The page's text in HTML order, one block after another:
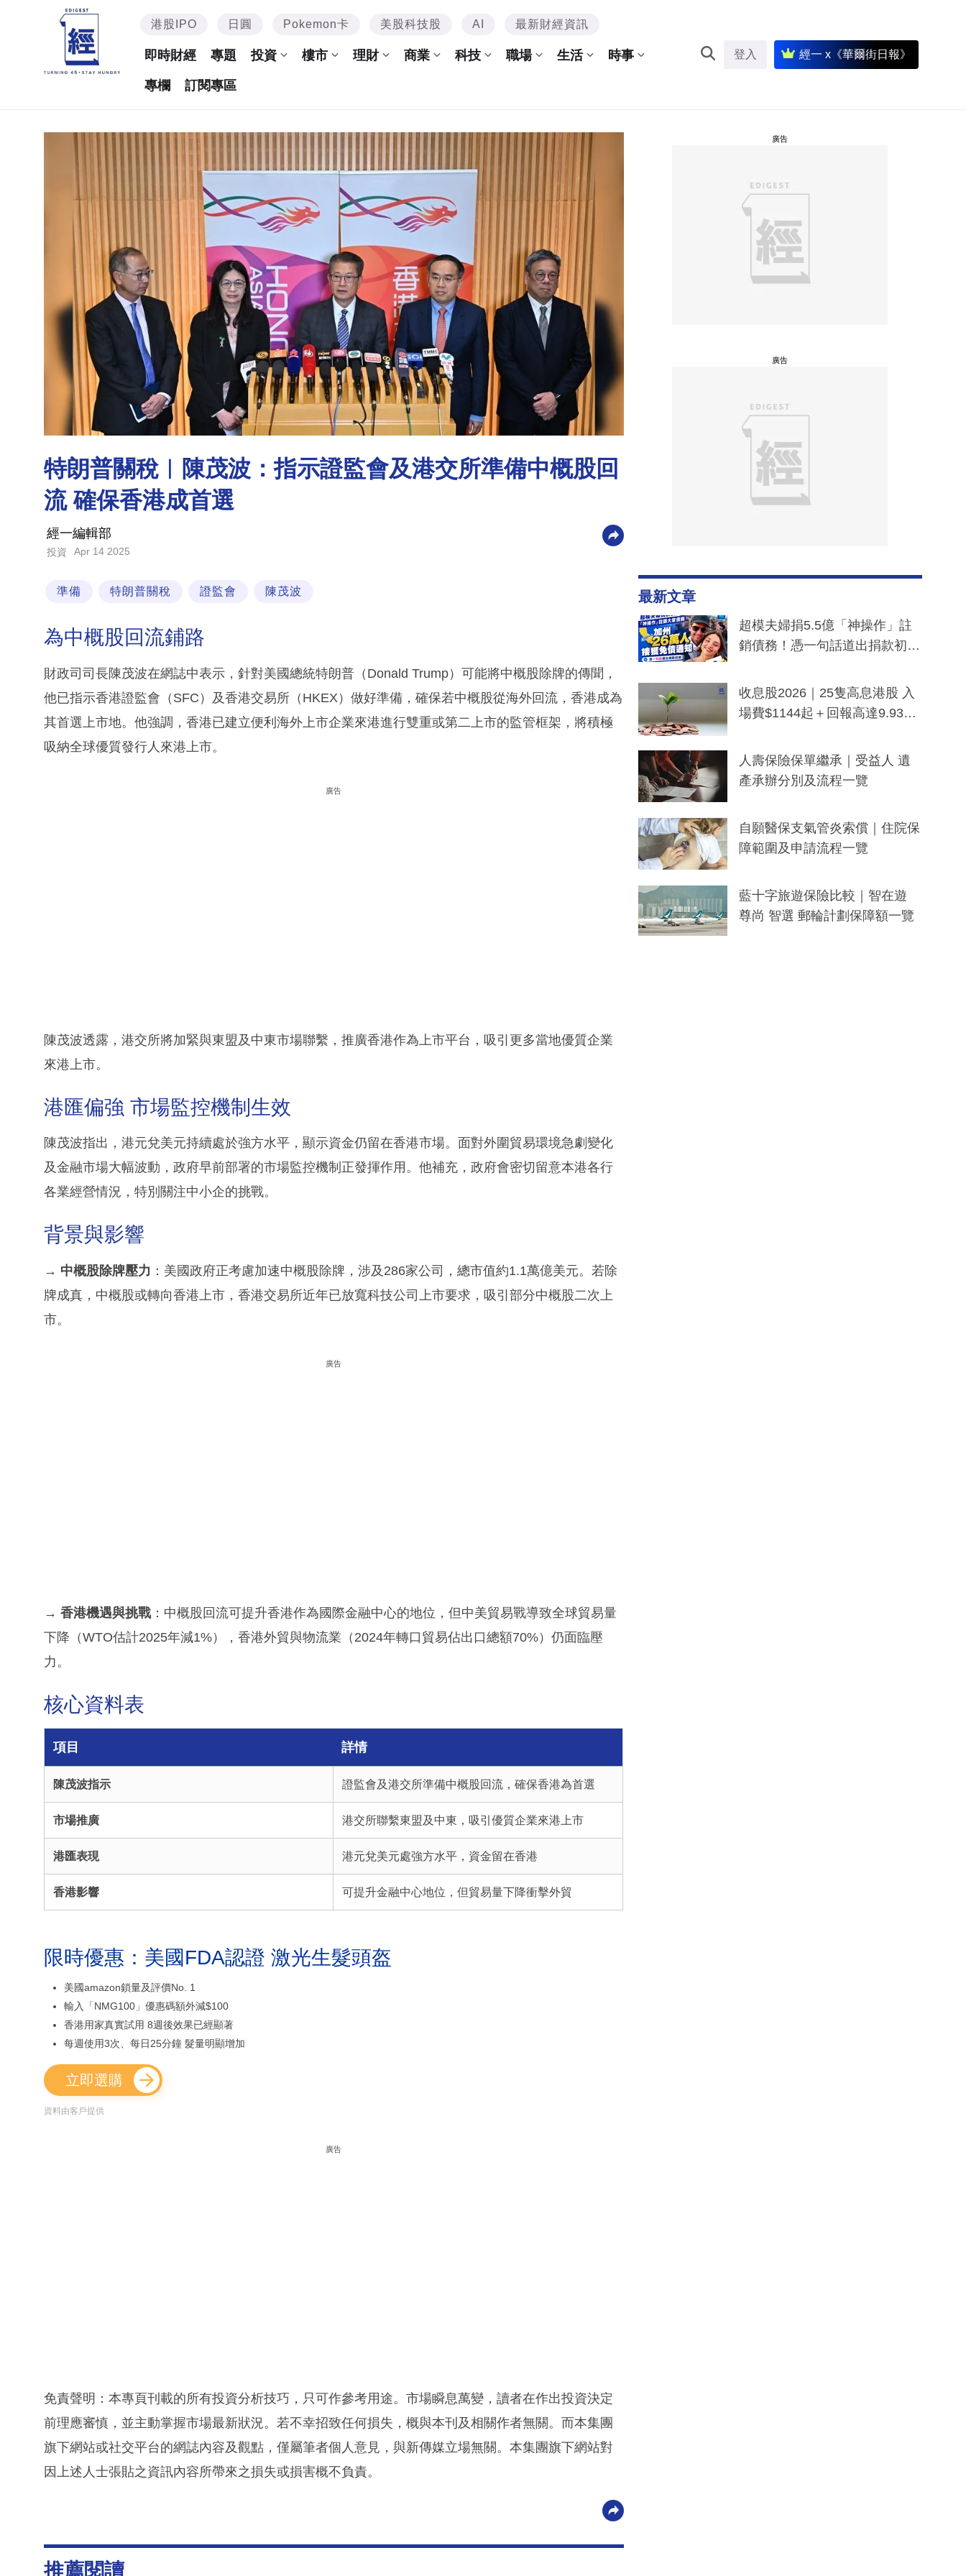
港股IPO 日圓 Pokemon卡 美股科技股 AI 最新財經資訊
即時財經 專題 投資 樓市 理財 商業 科技 職場 生活 時事
專欄 訂閱專區
登入 經一 x《華爾街日報》
特朗普關稅︳陳茂波：指示證監會及港交所準備中概股回
流 確保香港成首選
經一編輯部
投資 Apr 14 2025
準備 特朗普關稅 證監會 陳茂波
為中概股回流鋪路
財政司司長陳茂波在網誌中表示，針對美國總統特朗普（Donald Trump）可能將中概股除牌的傳聞，
他已指示香港證監會（SFC）及香港交易所（HKEX）做好準備，確保若中概股從海外回流，香港成為
其首選上市地。他強調，香港已建立便利海外上市企業來港進行雙重或第二上市的監管框架，將積極
吸納全球優質發行人來港上市。
廣告
陳茂波透露，港交所將加緊與東盟及中東市場聯繫，推廣香港作為上市平台，吸引更多當地優質企業
來港上市。
港匯偏強 市場監控機制生效
陳茂波指出，港元兌美元持續處於強方水平，顯示資金仍留在香港市場。面對外圍貿易環境急劇變化
及金融市場大幅波動，政府早前部署的市場監控機制正發揮作用。他補充，政府會密切留意本港各行
各業經營情況，特別關注中小企的挑戰。
背景與影響
→ 中概股除牌壓力 ：美國政府正考慮加速中概股除牌，涉及286家公司，總市值約1.1萬億美元。若除
牌成真，中概股或轉向香港上市，香港交易所近年已放寬科技公司上市要求，吸引部分中概股二次上
市。
廣告
→ 香港機遇與挑戰：中概股回流可提升香港作為國際金融中心的地位，但中美貿易戰導致全球貿易量
下降（WTO估計2025年減1%），香港外貿與物流業（2024年轉口貿易佔出口總額70%）仍面臨壓
力。
核心資料表
項目 詳情
陳茂波指示 證監會及港交所準備中概股回流，確保香港為首選
市場推廣 港交所聯繫東盟及中東，吸引優質企業來港上市
港匯表現 港元兌美元處強方水平，資金留在香港
香港影響 可提升金融中心地位，但貿易量下降衝擊外貿
限時優惠：美國FDA認證 激光生髮頭盔
美國amazon鎖量及評價No. 1
輸入「NMG100」優惠碼額外減$100
香港用家真實試用 8週後效果已經顯著
每週使用3次、每日25分鐘 髮量明顯增加
立即選購
資料由客戶提供
廣告
免責聲明：本專頁刊載的所有投資分析技巧，只可作參考用途。市場瞬息萬變，讀者在作出投資決定
前理應審慎，並主動掌握市場最新狀況。若不幸招致任何損失，概與本刊及相關作者無關。而本集團
旗下網站或社交平台的網誌內容及觀點，僅屬筆者個人意見，與新傳媒立場無關。本集團旗下網站對
因上述人士張貼之資訊內容所帶來之損失或損害概不負責。
推薦閱讀
廣告
廣告
最新文章
超模夫婦捐5.5億「神操作」註
銷債務！憑一句話道出捐款初
一度被誤當詐騙手段
收息股2026｜25隻高息港股 入
場費$1144起＋回報高達9.93
人壽保險保單繼承｜受益人 遺
產承辦分別及流程一覽
自願醫保支氣管炎索償｜住院保
障範圍及申請流程一覽
藍十字旅遊保險比較｜智在遊
尊尚 智選 郵輪計劃保障額一覽